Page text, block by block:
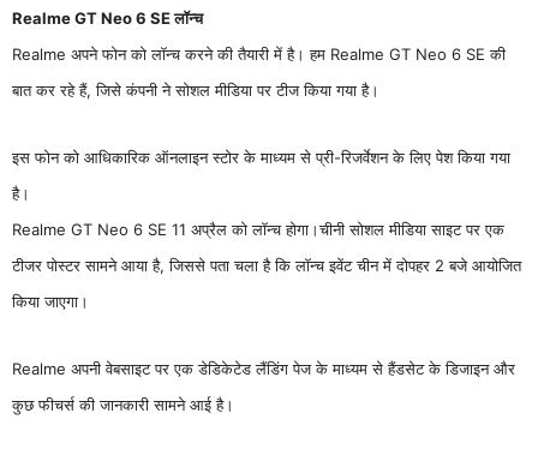
Realme GT Neo 6 SE लॉन्च
Realme अपने फोन को लॉन्च करने की तैयारी में है। हम Realme GT Neo 6 SE की
बात कर रहे हैं, जिसे कंपनी ने सोशल मीडिया पर टीज किया गया है।
इस फोन को आधिकारिक ऑनलाइन स्टोर के माध्यम से प्री-रिजर्वेशन के लिए पेश किया गया
है।
Realme GT Neo 6 SE 11 अप्रैल को लॉन्च होगा।चीनी सोशल मीडिया साइट पर एक
टीजर पोस्टर सामने आया है, जिससे पता चला है कि लॉन्च इवेंट चीन में दोपहर 2 बजे आयोजित
किया जाएगा।
Realme अपनी वेबसाइट पर एक डेडिकेटेड लैंडिंग पेज के माध्यम से हैंडसेट के डिजाइन और
कुछ फीचर्स की जानकारी सामने आई है।